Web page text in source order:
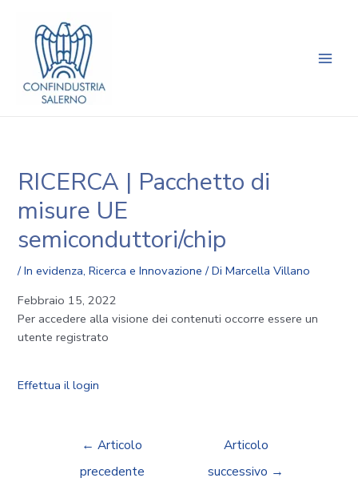
contenuto
RICERCA | Pacchetto di
misure UE
semiconduttori/chip
/In evidenza,Ricerca e Innovazione / DiMarcella Villano
Febbraio 15, 2022
Per accedere alla visione dei contenuti occorre essere un
utente registrato
Effettua il login
articoli
← Articolo
precedente
Articolo
successivo →